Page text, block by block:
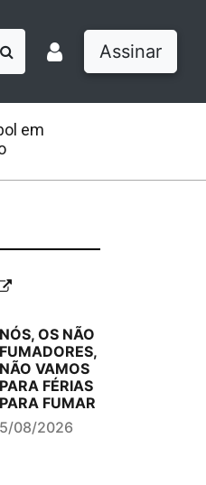
Assinar
em
NÓS, OS NÃO
FUMADORES,
NÃO VAMOS
PARA FÉRIAS
PARA FUMAR
5/08/2026